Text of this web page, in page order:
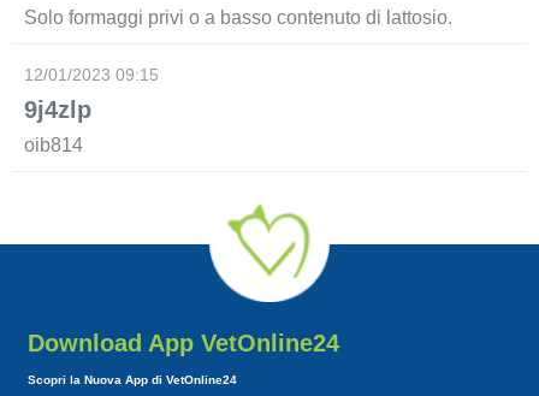
Solo formaggi privi o a basso contenuto di lattosio.
12/01/2023 09:15
9j4zlp
oib814
Download App VetOnline24
Scopri la Nuova App di VetOnline24